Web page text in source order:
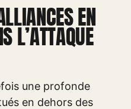
EN
L’ATTAQUE
une profonde
en dehors des